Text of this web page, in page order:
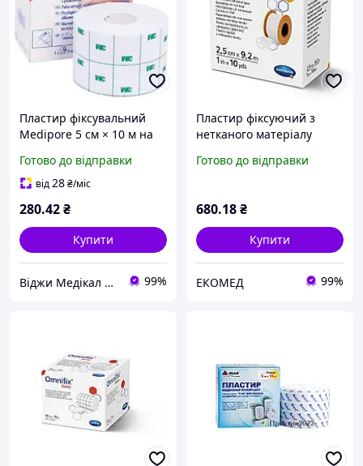
Пластир фіксувальний
Medipore 5 см × 10 м на
надійної фіксації пов'язок
Готово до відправки
від28₴/міс
280.42₴
Купити
Віджи Медікал Україна - Інтернет-магазин медичних товарів 99%
Пластир фіксуючий з
нетканого матеріалу
уп
Готово до відправки
680.18₴
Купити
ЕКОМЕД 99%